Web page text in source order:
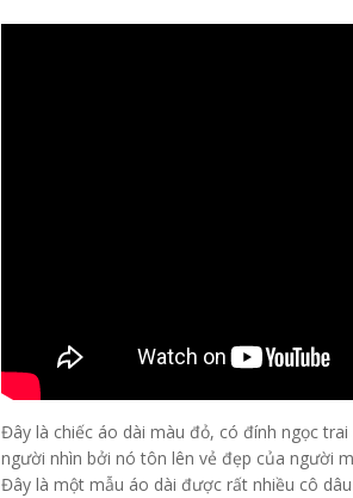
Đây là chiếc áo dài màu đỏ, có đính ngọc
người nhìn bởi nó tôn lên vẻ đẹp của người
Đây là một mẫu áo dài được rất nhiều cô